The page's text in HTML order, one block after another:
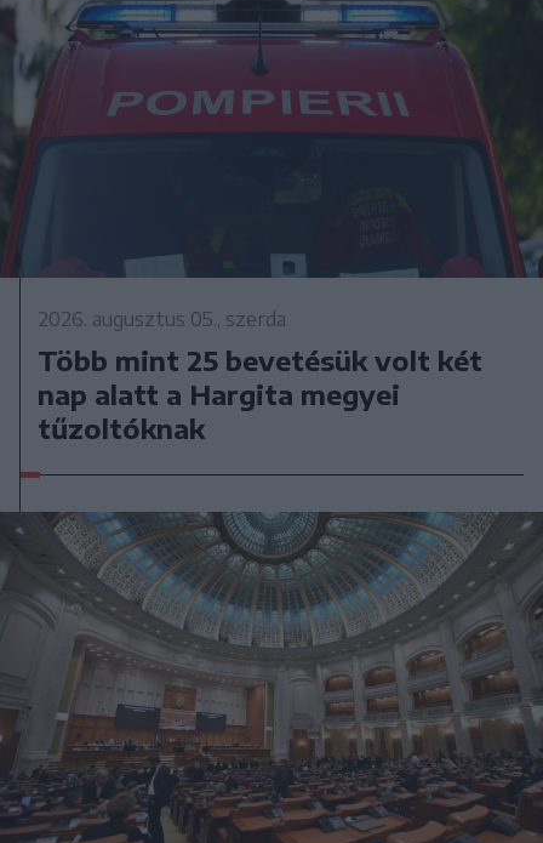
2026. augusztus 05., szerda
Több mint 25 bevetésük volt két
nap alatt a Hargita megyei
tűzoltóknak